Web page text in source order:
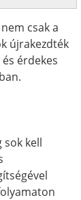
csak a
újrakezdték
érdekes
sok kell